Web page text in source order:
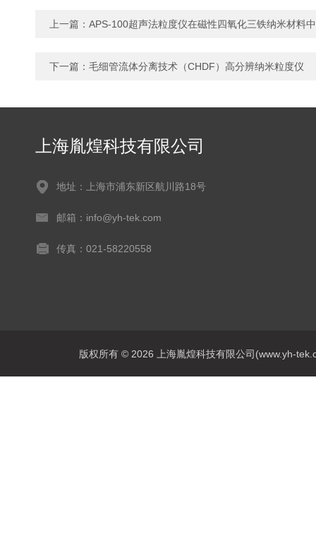
上一篇： APS-100超声法粒度仪在磁性四氧化三铁纳米材料
下一篇： 毛细管流体分离技术（CHDF）高分辨纳米粒度仪
上海胤煌科技有限公司
地址：上海市浦东新区航川路18号
邮箱：info@yh-tek.com
传真：021-58220558
版权所有 © 2026 上海胤煌科技有限公司(www.yh-